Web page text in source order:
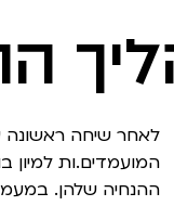
לאחר שיחה ראשונה
המועמדים.ות למיון
ההנחיה שלהן.